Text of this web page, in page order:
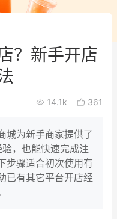
茶会
景库
？新手开店
14.1k 361
城为新手商家提供了
，也能快速完成注
步骤适合初次使用有
已有其它平台开店经